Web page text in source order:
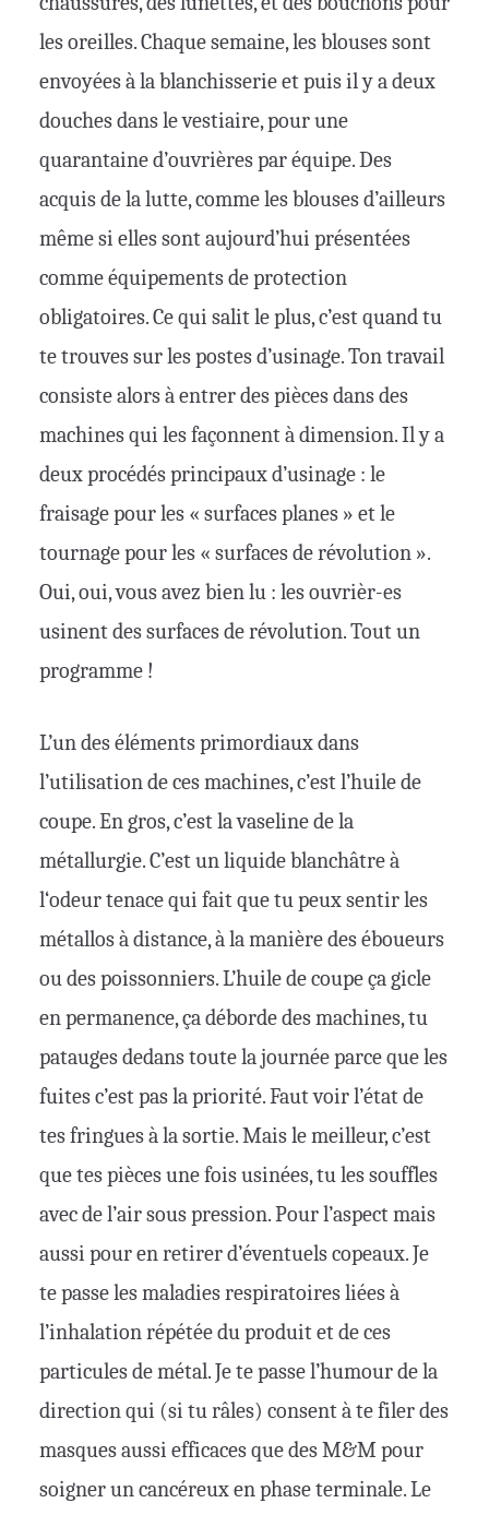
les oreilles. Chaque semaine, les blouses sont
envoyées à la blanchisserie et puis il y a deux
douches dans le vestiaire, pour une
quarantaine d’ouvrières par équipe. Des
acquis de la lutte, comme les blouses d’ailleurs
même si elles sont aujourd’hui présentées
comme équipements de protection
obligatoires. Ce qui salit le plus, c’est quand tu
te trouves sur les postes d’usinage. Ton travail
consiste alors à entrer des pièces dans des
machines qui les façonnent à dimension. Il y a
deux procédés principaux d’usinage : le
fraisage pour les « surfaces planes » et le
tournage pour les « surfaces de révolution ».
Oui, oui, vous avez bien lu : les ouvrièr-es
usinent des surfaces de révolution. Tout un
programme !
L’un des éléments primordiaux dans
l’utilisation de ces machines, c’est l’huile de
coupe. En gros, c’est la vaseline de la
métallurgie. C’est un liquide blanchâtre à
l‘odeur tenace qui fait que tu peux sentir les
métallos à distance, à la manière des éboueurs
ou des poissonniers. L’huile de coupe ça gicle
en permanence, ça déborde des machines, tu
patauges dedans toute la journée parce que les
fuites c’est pas la priorité. Faut voir l’état de
tes fringues à la sortie. Mais le meilleur, c’est
que tes pièces une fois usinées, tu les souffles
avec de l’air sous pression. Pour l’aspect mais
aussi pour en retirer d’éventuels copeaux. Je
te passe les maladies respiratoires liées à
l’inhalation répétée du produit et de ces
particules de métal. Je te passe l’humour de la
direction qui (si tu râles) consent à te filer des
masques aussi efficaces que des M&M pour
soigner un cancéreux en phase terminale. Le